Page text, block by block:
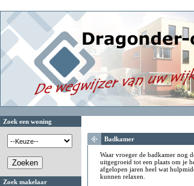
Zoek een woning
Zoek makelaar
Badkamer
Waar vroeger de badkamer nog
uitgegroeid tot een plaats om je
afgelopen jaren heel wat
kunnen relaxen.